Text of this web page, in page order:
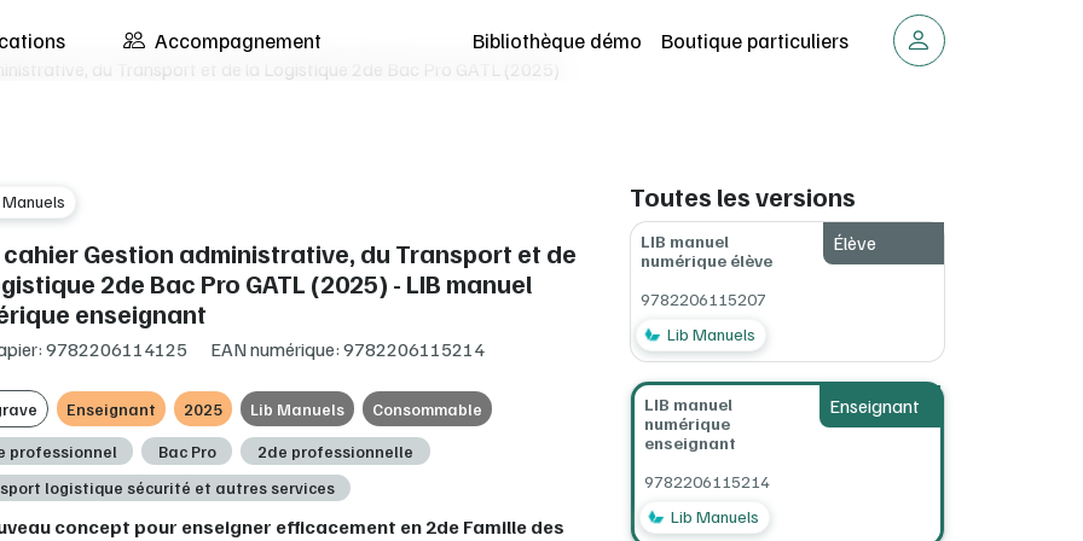
Accompagnement Bibliothèque démo Boutique particuliers
du Transport et de la Logistique 2de Bac Pro GATL (2025)
Gestion administrative, du Transport et de
2de Bac Pro GATL (2025) - LIB manuel
enseignant
9782206114125 EAN numérique: 9782206115214
Enseignant 2025 Lib Manuels Consommable
professionnel Bac Pro
2de professionnelle
logistique sécurité et autres services
concept pour enseigner efficacement en 2de Famille des
Toutes les versions
Élève
LIB manuel
numérique élève
9782206115207
Lib Manuels
Enseignant
LIB manuel
numérique
enseignant
9782206115214
Lib Manuels